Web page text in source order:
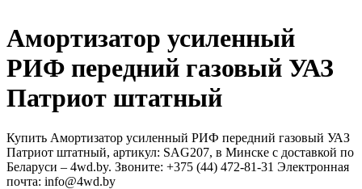
Амортизатор усиленный
РИФ передний газовый УАЗ
Патриот штатный
Купить Амортизатор усиленный РИФ передний газовый УАЗ
Патриот штатный, артикул: SAG207, в Минске с доставкой по
Беларуси – 4wd.by. Звоните: +375 (44) 472-81-31 Электронная
почта: info@4wd.by